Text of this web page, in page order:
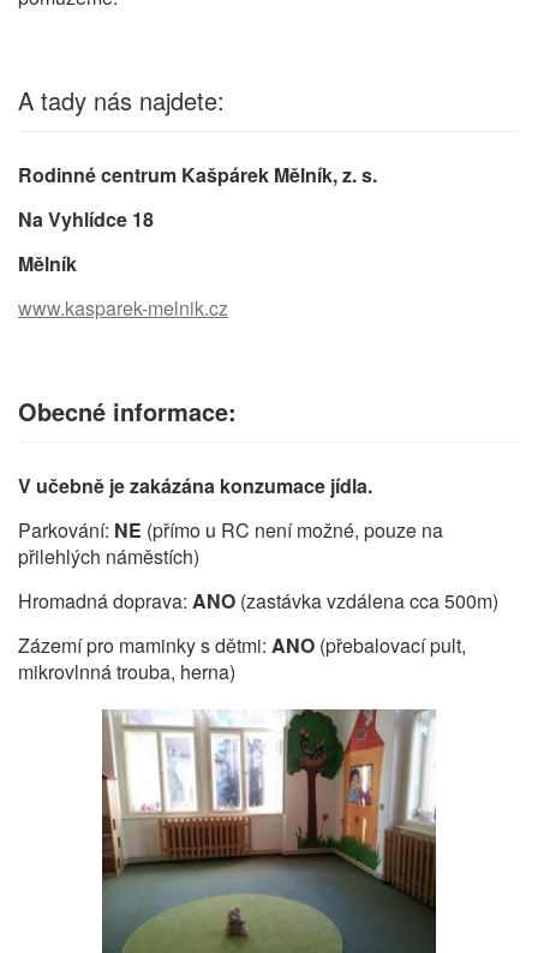
A tady nás najdete:
Rodinné centrum Kašpárek Mělník, z. s.
Na Vyhlídce 18
Mělník
www.kasparek-melnik.cz
Obecné informace:
V učebně je zakázána konzumace jídla.
Parkování: NE (přímo u RC není možné, pouze na
přilehlých náměstích)
Hromadná doprava: ANO (zastávka vzdálena cca 500m)
Zázemí pro maminky s dětmi: ANO (přebalovací pult,
mikrovlnná trouba, herna)